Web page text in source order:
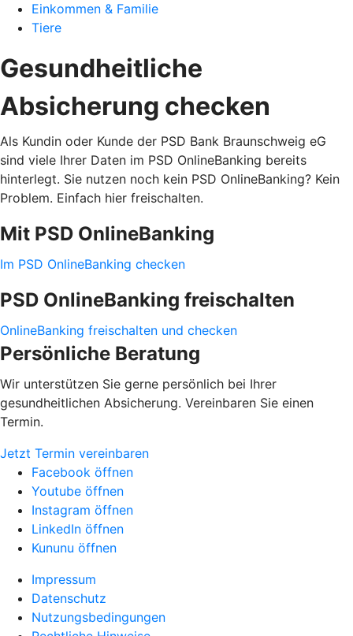
Einkommen & Familie
Tiere
Gesundheitliche
Absicherung checken
Als Kundin oder Kunde der PSD Bank Braunschweig eG
sind viele Ihrer Daten im PSD OnlineBanking bereits
hinterlegt. Sie nutzen noch kein PSD OnlineBanking? Kein
Problem. Einfach hier freischalten.
Mit PSD OnlineBanking
Im PSD OnlineBanking checken
PSD OnlineBanking freischalten
OnlineBanking freischalten und checken
Persönliche Beratung
Wir unterstützen Sie gerne persönlich bei Ihrer
gesundheitlichen Absicherung. Vereinbaren Sie einen
Termin.
Jetzt Termin vereinbaren
Facebook öffnen
Youtube öffnen
Instagram öffnen
LinkedIn öffnen
Kununu öffnen
Impressum
Datenschutz
Nutzungsbedingungen